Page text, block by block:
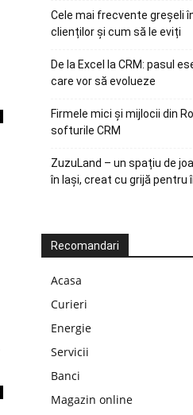
Cele mai frecvente greșeli
clienților și cum să le eviți
De la Excel la CRM: pasul
care vor să evolueze
Firmele mici și mijlocii din
softurile CRM
ZuzuLand – un spațiu de
în Iași, creat cu grijă pentru
Recomandari
Acasa
Curieri
Energie
Servicii
Banci
Magazin online